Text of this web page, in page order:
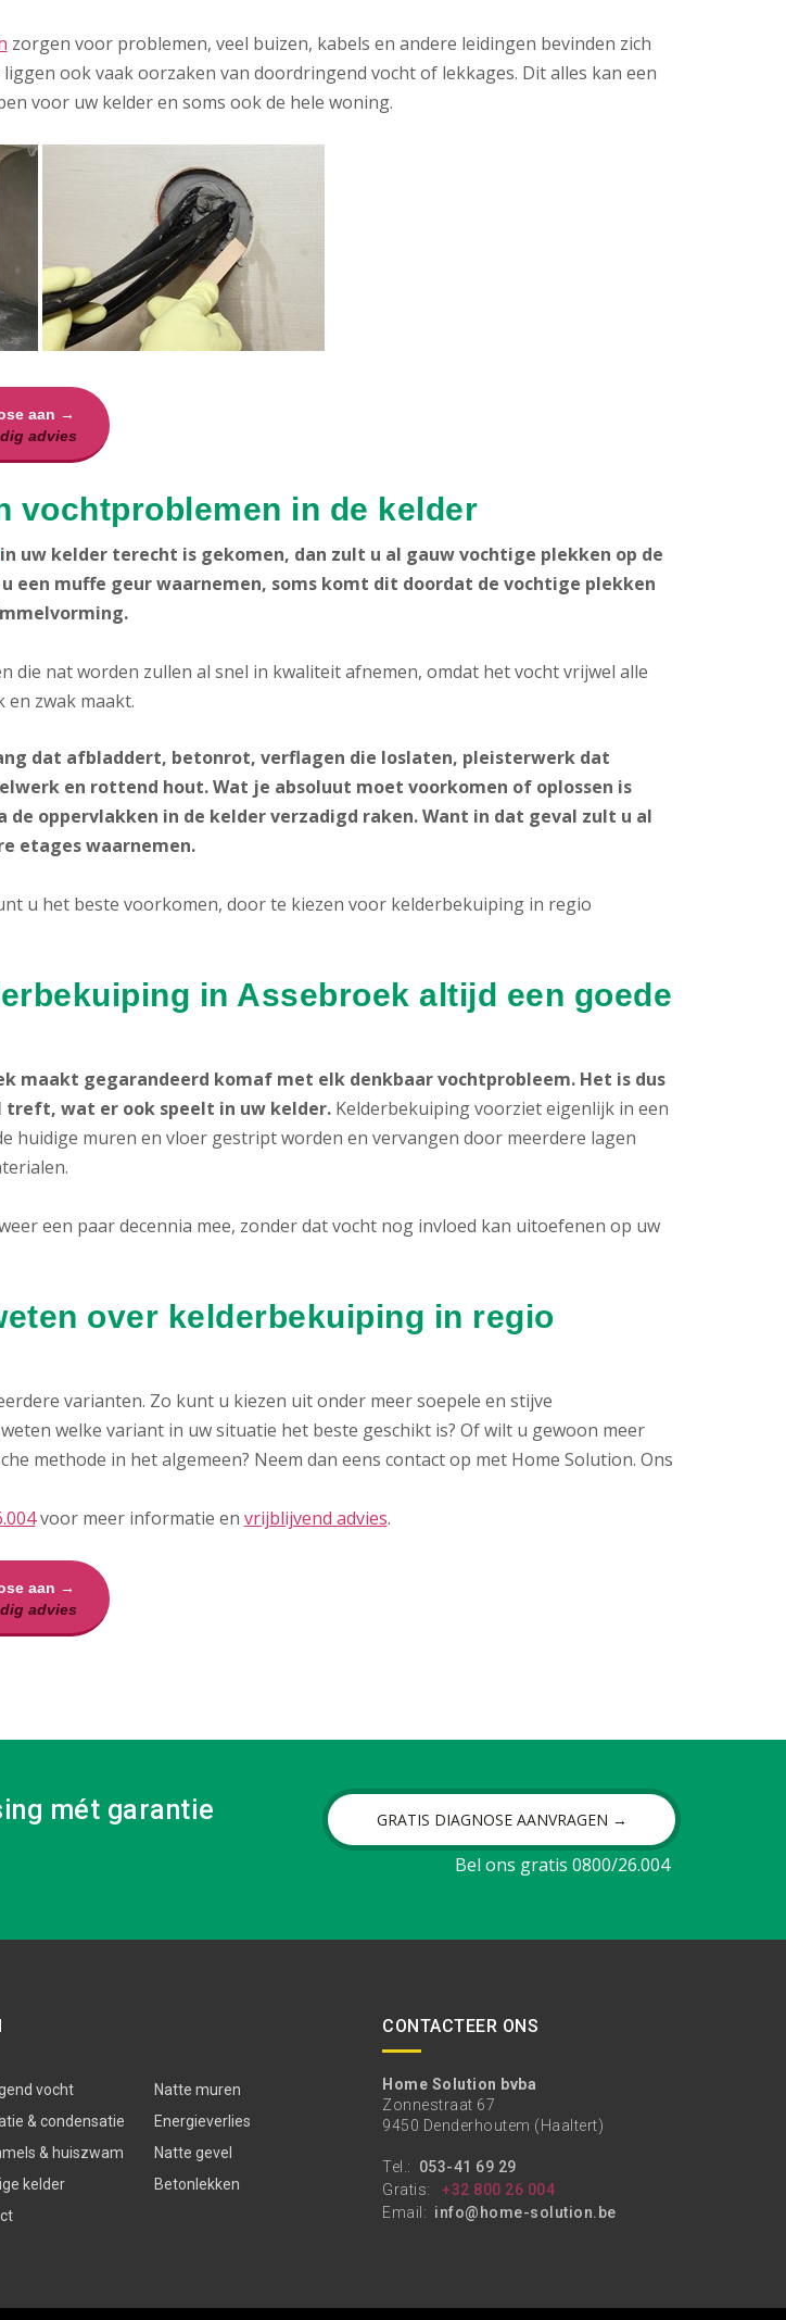
zorgen voor problemen, veel buizen, kabels en andere leidingen bevinden zich
ook vaak oorzaken van doordringend vocht of lekkages. Dit alles kan een
voor uw kelder en soms ook de hele woning.
aan →
advies
vochtproblemen in de kelder
in uw kelder terecht is gekomen, dan zult u al gauw vochtige plekken op de
een muffe geur waarnemen, soms komt dit doordat de vochtige plekken
die nat worden zullen al snel in kwaliteit afnemen, omdat het vocht vrijwel alle
zwak maakt.
dat afbladdert, betonrot, verflagen die loslaten, pleisterwerk dat
en rottend hout. Wat je absoluut moet voorkomen of oplossen is
oppervlakken in de kelder verzadigd raken. Want in dat geval zult u al
etages waarnemen.
u het beste voorkomen, door te kiezen voor kelderbekuiping in regio
in Assebroek altijd een goede
maakt gegarandeerd komaf met elk denkbaar vochtprobleem. Het is dus
treft, wat er ook speelt in uw kelder.Kelderbekuiping voorziet eigenlijk in een
huidige muren en vloer gestript worden en vervangen door meerdere lagen
een paar decennia mee, zonder dat vocht nog invloed kan uitoefenen op uw
over kelderbekuiping in regio
varianten. Zo kunt u kiezen uit onder meer soepele en stijve
welke variant in uw situatie het beste geschikt is? Of wilt u gewoon meer
methode in het algemeen? Neem dan eens contact op met Home Solution. Ons
voor meer informatie en vrijblijvend advies.
aan →
advies
mét garantie GRATIS DIAGNOSE AANVRAGEN →
Bel ons gratis 0800/26.004
vocht
& condensatie
& huiszwam
kelder
Natte muren
Energieverlies
Natte gevel
Betonlekken
CONTACTEER ONS
Home Solution bvba
Zonnestraat 67
9450 Denderhoutem (Haaltert)
Tel.: 053-41 69 29
Gratis:
+32 800 26 004
Email: info@home-solution.be